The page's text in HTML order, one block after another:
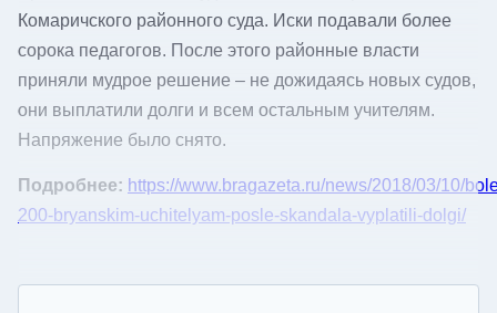
Комаричского районного суда. Иски подавали более
сорока педагогов. После этого районные власти
приняли мудрое решение – не дожидаясь новых судов,
они выплатили долги и всем остальным учителям.
Напряжение было снято.
Подробнее: https://www.bragazeta.ru/news/2018/03/10/
200-bryanskim-uchitelyam-posle-skandala-vyplatili-dolgi/